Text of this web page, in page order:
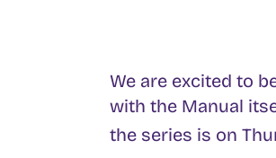
We are excited to
with the Manual
the series is on